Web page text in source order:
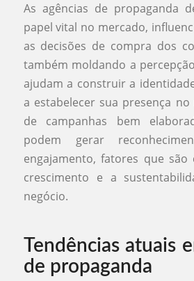
As agências de propaganda
papel vital no mercado,
as decisões de compra dos
também moldando a
ajudam a construir a
a estabelecer sua presença no
de campanhas bem
podem gerar
engajamento, fatores que são
crescimento e a
negócio.
Tendências atuais
de propaganda